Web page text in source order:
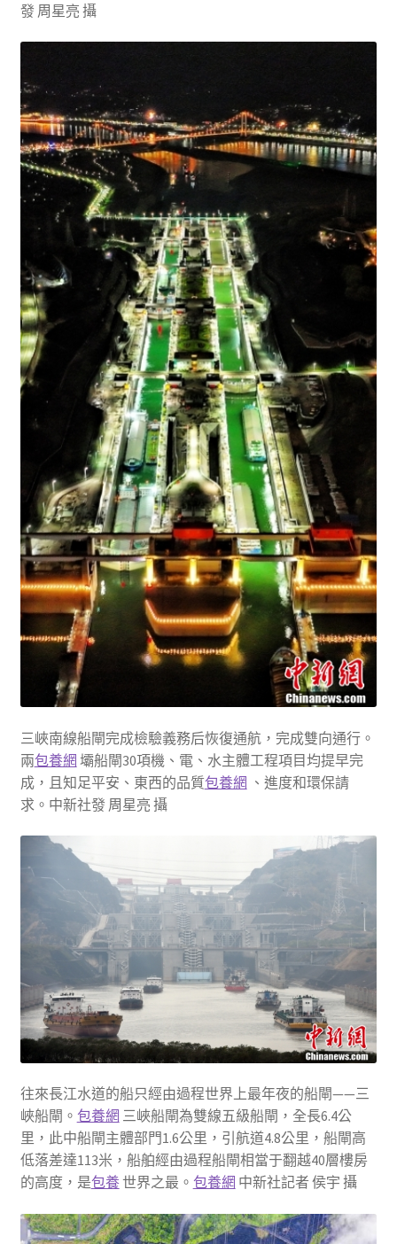
發 周星亮 攝
三峽南線船閘完成檢驗義務后恢復通航，完成雙向通行。
兩包養網 壩船閘30項機、電、水主體工程項目均提早完
成，且知足平安、東西的品質包養網 、進度和環保請
求。中新社發 周星亮 攝
往來長江水道的船只經由過程世界上最年夜的船閘——三
峽船閘。 包養網 三峽船閘為雙線五級船閘，全長6.4公
里，此中船閘主體部門1.6公里，引航道4.8公里，船閘高
低落差達113米，船舶經由過程船閘相當于翻越40層樓房
的高度，是包養世界之最。 包養網 中新社記者 侯宇 攝